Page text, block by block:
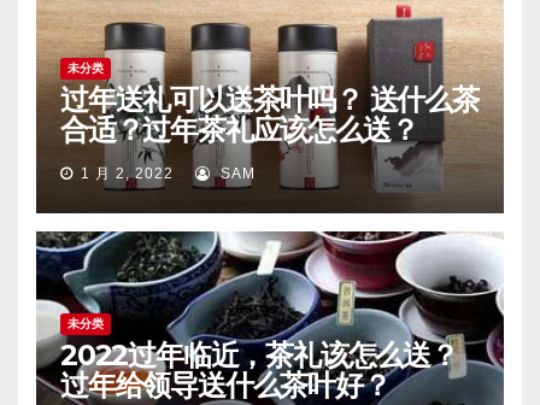
未分类
过年送礼可以送茶叶吗？ 送什么茶
合适？过年茶礼应该怎么送？
1 月 2, 2022 SAM
未分类
2022过年临近，茶礼该怎么送？
过年给领导送什么茶叶好？